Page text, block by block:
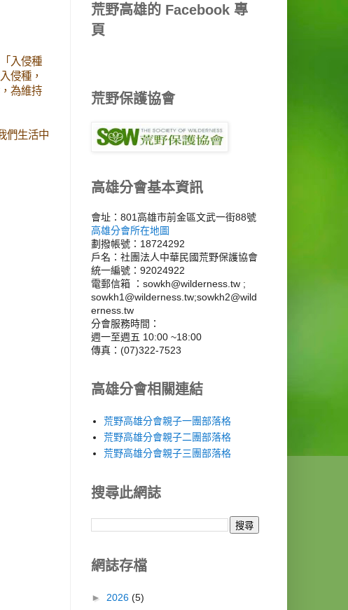
入侵種
侵種，
為維持
們生活中
荒野高雄的 Facebook 專
頁
荒野保護協會
高雄分會基本資訊
會址：801高雄市前金區文武一街88號
高雄分會所在地圖
劃撥帳號：18724292
戶名：社團法人中華民國荒野保護協會
統一編號：92024922
電郵信箱 ：sowkh@wilderness.tw ;
sowkh1@wilderness.tw;sowkh2@wild
erness.tw
分會服務時間：
週一至週五 10:00 ~18:00
傳真：(07)322-7523
高雄分會相關連結
荒野高雄分會親子一團部落格
荒野高雄分會親子二團部落格
荒野高雄分會親子三團部落格
搜尋此網誌
網誌存檔
► 2026 (5)